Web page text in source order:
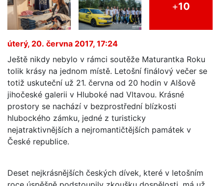
+10
úterý, 20. června 2017, 17:24
Ještě nikdy nebylo v rámci soutěže Maturantka Roku
tolik krásy na jednom místě. Letošní finálový večer se
totiž uskuteční už 21. června od 20 hodin v Alšově
jihočeské galerii v Hluboké nad Vltavou. Krásné
prostory se nachází v bezprostřední blízkosti
hlubockého zámku, jedné z turisticky
nejatraktivnějších a nejromantičtějších památek v
České republice.
Deset nejkrásnějších českých dívek, které v letošním